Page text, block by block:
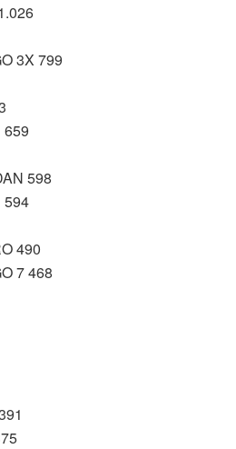
3X 799
659
598
594
490
7 468